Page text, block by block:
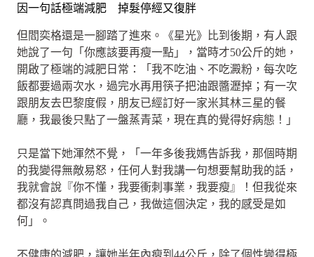
因一句話極端減肥 掉髮停經又復胖
但閻奕格還是一腳踏了進來。《星光》比到後期，有人跟
她說了一句「你應該要再瘦一點」，當時才50公斤的她，
開啟了極端的減肥日常：「我不吃油、不吃澱粉，每次吃
飯都要過兩次水，過完水再用筷子把油跟醬瀝掉；有一次
跟朋友去巴黎度假，朋友已經訂好一家米其林三星的餐
廳，我最後只點了一盤蒸青菜，現在真的覺得好病態！」
只是當下她渾然不覺，「一年多後我媽告訴我，那個時期
的我變得無敵易怒，任何人對我講一句想要幫助我的話，
我就會說『你不懂，我要衝刺事業，我要瘦』！但我從來
都沒有認真問過我自己，我做這個決定，我的感受是如
何」。
不健康的減肥，讓她半年內瘦到44公斤，除了個性變得極